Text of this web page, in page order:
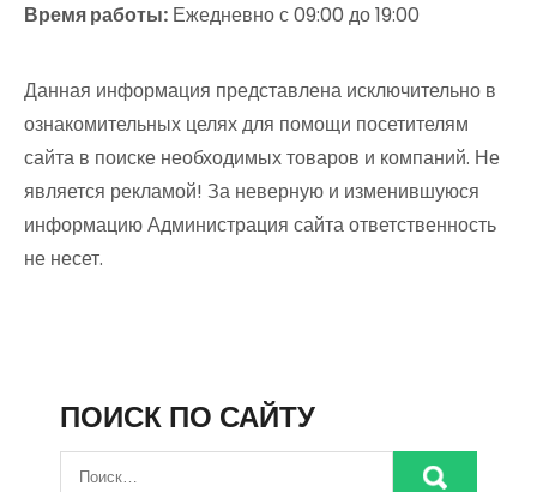
Время работы: Ежедневно с 09:00 до 19:00
Данная информация представлена исключительно в
ознакомительных целях для помощи посетителям
сайта в поиске необходимых товаров и компаний. Не
является рекламой! За неверную и изменившуюся
информацию Администрация сайта ответственность
не несет.
ПОИСК ПО САЙТУ